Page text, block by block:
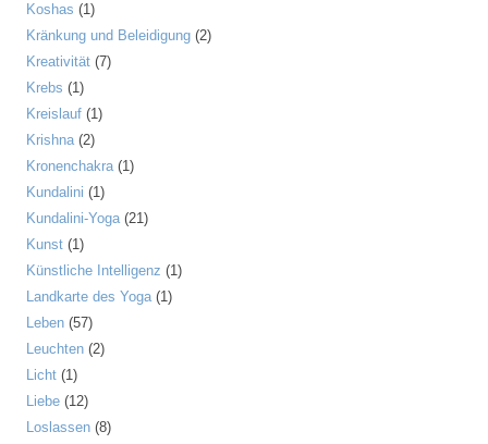
Koshas (1)
Kränkung und Beleidigung (2)
Kreativität (7)
Krebs (1)
Kreislauf (1)
Krishna(2)
Kronenchakra(1)
Kundalini (1)
Kundalini-Yoga(21)
Kunst (1)
Künstliche Intelligenz (1)
Landkarte des Yoga(1)
Leben (57)
Leuchten (2)
Licht (1)
Liebe (12)
Loslassen (8)